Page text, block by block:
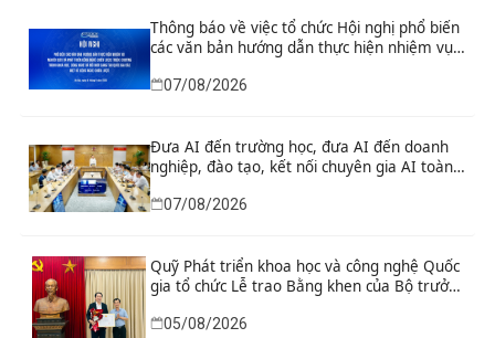
Thông báo về việc tổ chức Hội nghị phổ biến
các văn bản hướng dẫn thực hiện nhiệm vụ
nghiên cứu và phát triển công nghệ chiến
lược thuộc Chương trình khoa học, công
07/08/2026
Đưa AI đến trường học, đưa AI đến doanh
nghiệp, đào tạo, kết nối chuyên gia AI toàn
cầu
07/08/2026
Quỹ Phát triển khoa học và công nghệ Quốc
gia tổ chức Lễ trao Bằng khen của Bộ trưởng
nhân có thành tích xuất sắc
05/08/2026